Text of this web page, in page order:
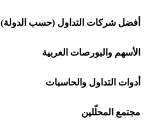
شركة Capital.com
افاتريد AvaTrade
اكسنس Exness
منصة بينانس
أفضل شركات التداول (حسب الدولة)
شركات تداول في السعودية
شركات تداول في الإمارات
شركات تداول في الكويت
الأسهم والبورصات العربية
🌍 كل البورصات العربية
🇸🇦 السوق السعودية
أدوات التداول والحاسبات
🕌 حاسبة الزكاة
مجتمع المحلّلين